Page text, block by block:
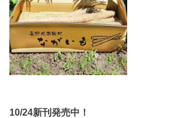
10/24新刊発売中！